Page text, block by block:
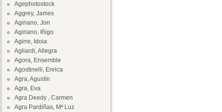
Agephotostock
Aggrey, James
Agiriano, Jon
Agiriano, Iñigo
Agirre, Idoia
Agliardi, Allegra
Agora, Ensemble
Agostinelli, Enrica
Agra, Agustín
Agra, Eva
Agra Deedy , Carmen
Agra Pardiñas, Mª Luz